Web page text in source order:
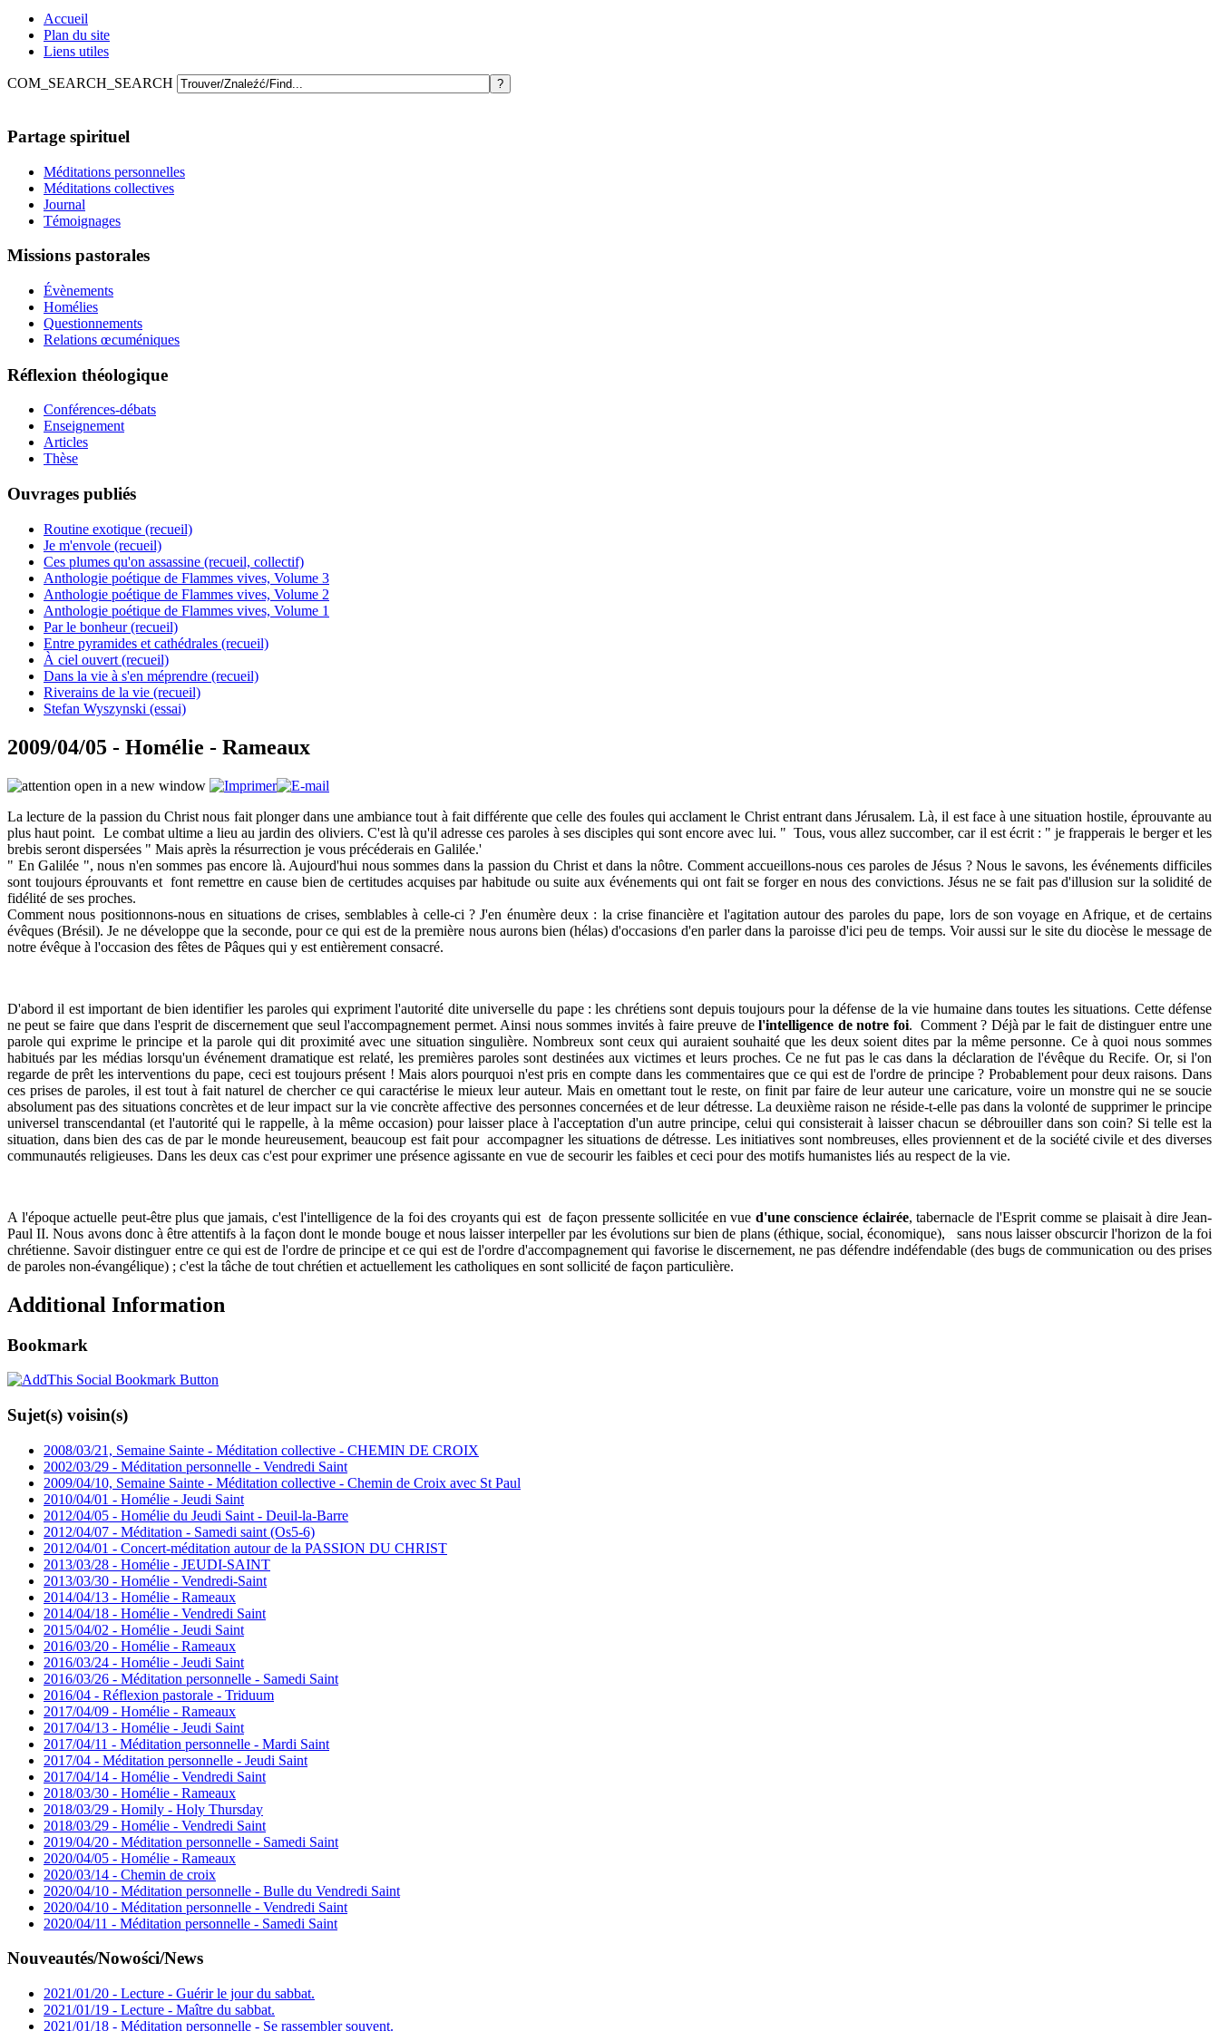
Accueil
Plan du site
Liens utiles
COM_SEARCH_SEARCH
Partage spirituel
Méditations personnelles
Méditations collectives
Journal
Témoignages
Missions pastorales
Évènements
Homélies
Questionnements
Relations œcuméniques
Réflexion théologique
Conférences-débats
Enseignement
Articles
Thèse
Ouvrages publiés
Routine exotique (recueil)
Je m'envole (recueil)
Ces plumes qu'on assassine (recueil, collectif)
Anthologie poétique de Flammes vives, Volume 3
Anthologie poétique de Flammes vives, Volume 2
Anthologie poétique de Flammes vives, Volume 1
Par le bonheur (recueil)
Entre pyramides et cathédrales (recueil)
À ciel ouvert (recueil)
Dans la vie à s'en méprendre (recueil)
Riverains de la vie (recueil)
Stefan Wyszynski (essai)
2009/04/05 - Homélie - Rameaux
La lecture de la passion du Christ nous fait plonger dans une ambiance tout à fait différente que celle des foules qui acclament le Christ entrant dans Jérusalem. Là, il est face à une situation hostile, éprouvante au
plus haut point. Le combat ultime a lieu au jardin des oliviers. C'est là qu'il adresse ces paroles à ses disciples qui sont encore avec lui. " Tous, vous allez succomber, car il est écrit : " je frapperais le berger et les
brebis seront dispersées " Mais après la résurrection je vous précéderais en Galilée.'
" En Galilée ", nous n'en sommes pas encore là. Aujourd'hui nous sommes dans la passion du Christ et dans la nôtre. Comment accueillons-nous ces paroles de Jésus ? Nous le savons, les événements difficiles
sont toujours éprouvants et font remettre en cause bien de certitudes acquises par habitude ou suite aux événements qui ont fait se forger en nous des convictions. Jésus ne se fait pas d'illusion sur la solidité de
fidélité de ses proches.
Comment nous positionnons-nous en situations de crises, semblables à celle-ci ? J'en énumère deux : la crise financière et l'agitation autour des paroles du pape, lors de son voyage en Afrique, et de certains
évêques (Brésil). Je ne développe que la seconde, pour ce qui est de la première nous aurons bien (hélas) d'occasions d'en parler dans la paroisse d'ici peu de temps. Voir aussi sur le site du diocèse le message de
notre évêque à l'occasion des fêtes de Pâques qui y est entièrement consacré.
D'abord il est important de bien identifier les paroles qui expriment l'autorité dite universelle du pape : les chrétiens sont depuis toujours pour la défense de la vie humaine dans toutes les situations. Cette défense
ne peut se faire que dans l'esprit de discernement que seul l'accompagnement permet. Ainsi nous sommes invités à faire preuve del'intelligence de notre foi. Comment ? Déjà par le fait de distinguer entre une
parole qui exprime le principe et la parole qui dit proximité avec une situation singulière. Nombreux sont ceux qui auraient souhaité que les deux soient dites par la même personne. Ce à quoi nous sommes
habitués par les médias lorsqu'un événement dramatique est relaté, les premières paroles sont destinées aux victimes et leurs proches. Ce ne fut pas le cas dans la déclaration de l'évêque du Recife. Or, si l'on
regarde de prêt les interventions du pape, ceci est toujours présent ! Mais alors pourquoi n'est pris en compte dans les commentaires que ce qui est de l'ordre de principe ? Probablement pour deux raisons. Dans
ces prises de paroles, il est tout à fait naturel de chercher ce qui caractérise le mieux leur auteur. Mais en omettant tout le reste, on finit par faire de leur auteur une caricature, voire un monstre qui ne se soucie
absolument pas des situations concrètes et de leur impact sur la vie concrète affective des personnes concernées et de leur détresse. La deuxième raison ne réside-t-elle pas dans la volonté de supprimer le principe
universel transcendantal (et l'autorité qui le rappelle, à la même occasion) pour laisser place à l'acceptation d'un autre principe, celui qui consisterait à laisser chacun se débrouiller dans son coin? Si telle est la
situation, dans bien des cas de par le monde heureusement, beaucoup est fait pour accompagner les situations de détresse. Les initiatives sont nombreuses, elles proviennent et de la société civile et des diverses
communautés religieuses. Dans les deux cas c'est pour exprimer une présence agissante en vue de secourir les faibles et ceci pour des motifs humanistes liés au respect de la vie.
A l'époque actuelle peut-être plus que jamais, c'est l'intelligence de la foi des croyants qui est de façon pressente sollicitée en vue d'une conscience éclairée, tabernacle de l'Esprit comme se plaisait à dire Jean-
Paul II. Nous avons donc à être attentifs à la façon dont le monde bouge et nous laisser interpeller par les évolutions sur bien de plans (éthique, social, économique), sans nous laisser obscurcir l'horizon de la foi
chrétienne. Savoir distinguer entre ce qui est de l'ordre de principe et ce qui est de l'ordre d'accompagnement qui favorise le discernement, ne pas défendre indéfendable (des bugs de communication ou des prises
de paroles non-évangélique) ; c'est la tâche de tout chrétien et actuellement les catholiques en sont sollicité de façon particulière.
Additional Information
Bookmark
Sujet(s) voisin(s)
2008/03/21, Semaine Sainte - Méditation collective - CHEMIN DE CROIX
2002/03/29 - Méditation personnelle - Vendredi Saint
2009/04/10, Semaine Sainte - Méditation collective - Chemin de Croix avec St Paul
2010/04/01 - Homélie - Jeudi Saint
2012/04/05 - Homélie du Jeudi Saint - Deuil-la-Barre
2012/04/07 - Méditation - Samedi saint (Os5-6)
2012/04/01 - Concert-méditation autour de la PASSION DU CHRIST
2013/03/28 - Homélie - JEUDI-SAINT
2013/03/30 - Homélie - Vendredi-Saint
2014/04/13 - Homélie - Rameaux
2014/04/18 - Homélie - Vendredi Saint
2015/04/02 - Homélie - Jeudi Saint
2016/03/20 - Homélie - Rameaux
2016/03/24 - Homélie - Jeudi Saint
2016/03/26 - Méditation personnelle - Samedi Saint
2016/04 - Réflexion pastorale - Triduum
2017/04/09 - Homélie - Rameaux
2017/04/13 - Homélie - Jeudi Saint
2017/04/11 - Méditation personnelle - Mardi Saint
2017/04 - Méditation personnelle - Jeudi Saint
2017/04/14 - Homélie - Vendredi Saint
2018/03/30 - Homélie - Rameaux
2018/03/29 - Homily - Holy Thursday
2018/03/29 - Homélie - Vendredi Saint
2019/04/20 - Méditation personnelle - Samedi Saint
2020/04/05 - Homélie - Rameaux
2020/03/14 - Chemin de croix
2020/04/10 - Méditation personnelle - Bulle du Vendredi Saint
2020/04/10 - Méditation personnelle - Vendredi Saint
2020/04/11 - Méditation personnelle - Samedi Saint
Nouveautés/Nowości/News
2021/01/20 - Lecture - Guérir le jour du sabbat.
2021/01/19 - Lecture - Maître du sabbat.
2021/01/18 - Méditation personnelle - Se rassembler souvent.